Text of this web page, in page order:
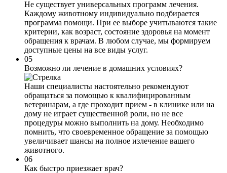
Не существует универсальных программ лечения.
Каждому животному индивидуально подбирается
программа помощи. При ее выборе учитываются такие
критерии, как возраст, состояние здоровья на момент
обращения к врачам. В любом случае, мы формируем
доступные цены на все виды услуг.
05
Возможно ли лечение в домашних условиях?
Наши специалисты настоятельно рекомендуют
обращаться за помощью к квалифицированным
ветеринарам, а где проходит прием - в клинике или на
дому не играет существенной роли, но не все
процедуры можно выполнить на дому. Необходимо
помнить, что своевременное обращение за помощью
увеличивает шансы на полное излечение вашего
животного.
06
Как быстро приезжает врач?